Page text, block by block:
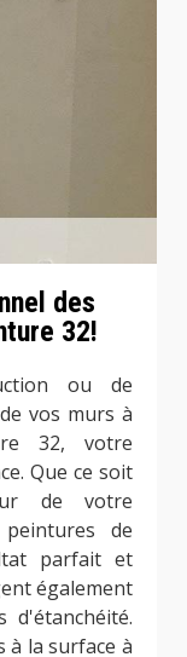
des
32!
ou de
vos murs à
32, votre
Que ce soit
de votre
de
parfait et
également
à la surface à